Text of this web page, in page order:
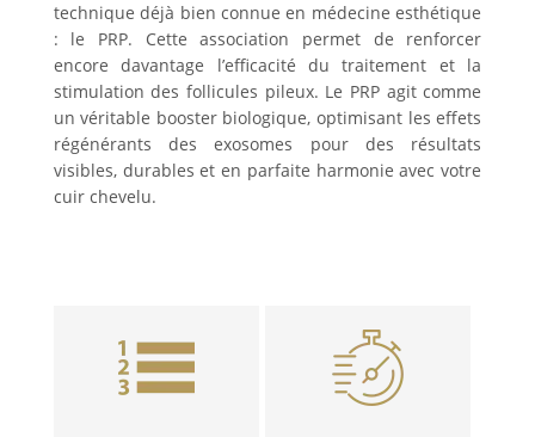
technique déjà bien connue en médecine esthétique
: le PRP. Cette association permet de renforcer
encore davantage l’efficacité du traitement et la
stimulation des follicules pileux. Le PRP agit comme
un véritable booster biologique, optimisant les effets
régénérants des exosomes pour des résultats
visibles, durables et en parfaite harmonie avec votre
cuir chevelu.